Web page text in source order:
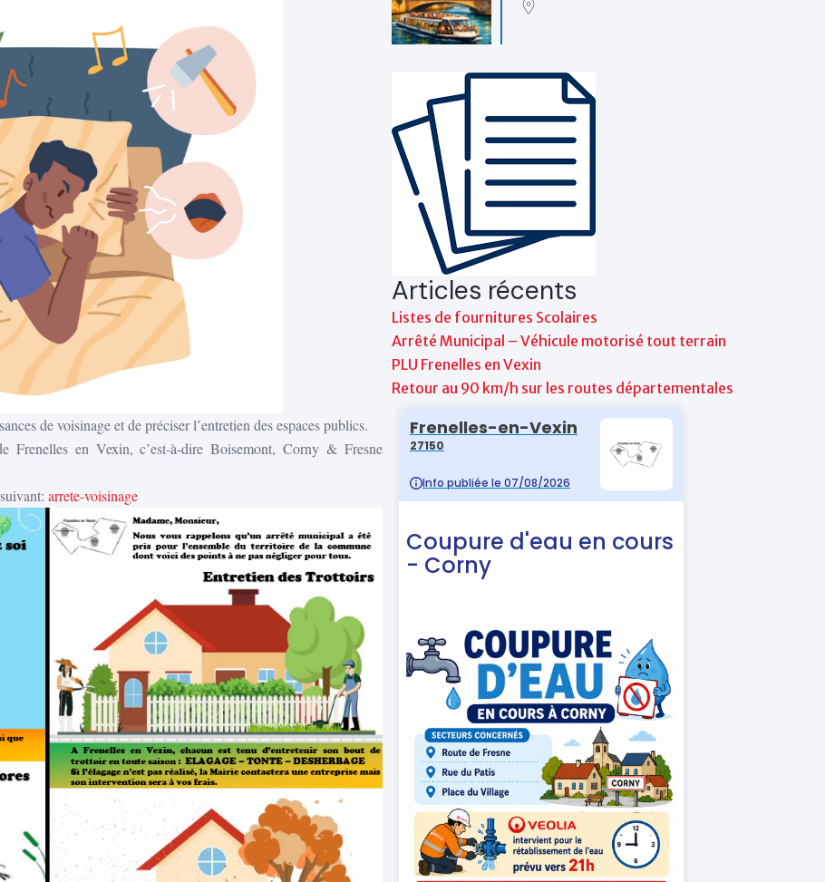
de voisinage et de préciser l’entretien des espaces publics.
Frenelles en Vexin, c’est-à-dire Boisemont, Corny & Fresne
arrete-voisinage
Articles récents
Listes de fournitures Scolaires
Arrêté Municipal – Véhicule motorisé tout terrain
PLU Frenelles en Vexin
Retour au 90 km/h sur les routes départementales